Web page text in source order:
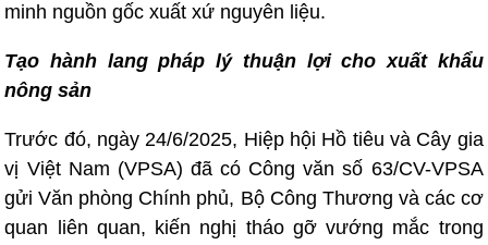
minh nguồn gốc xuất xứ nguyên liệu.
Tạo hành lang pháp lý thuận lợi cho xuất khẩu
nông sản
Trước đó, ngày 24/6/2025, Hiệp hội Hồ tiêu và Cây gia
vị Việt Nam (VPSA) đã có Công văn số 63/CV-VPSA
gửi Văn phòng Chính phủ, Bộ Công Thương và các cơ
quan liên quan, kiến nghị tháo gỡ vướng mắc trong